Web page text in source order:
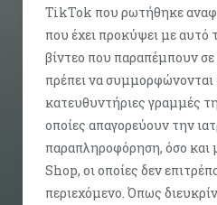
TikTok που ρωτήθηκε
που έχει προκύψει με αυτό
βίντεο που παραπέμπουν
πρέπει να συμμορφώνονται
κατευθυντήριες γραμμές
οποίες απαγορεύουν την
παραπληροφόρηση, όσο και
Shop, οι οποίες δεν
περιεχόμενο. Όπως